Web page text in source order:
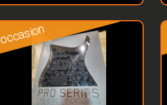
occasion